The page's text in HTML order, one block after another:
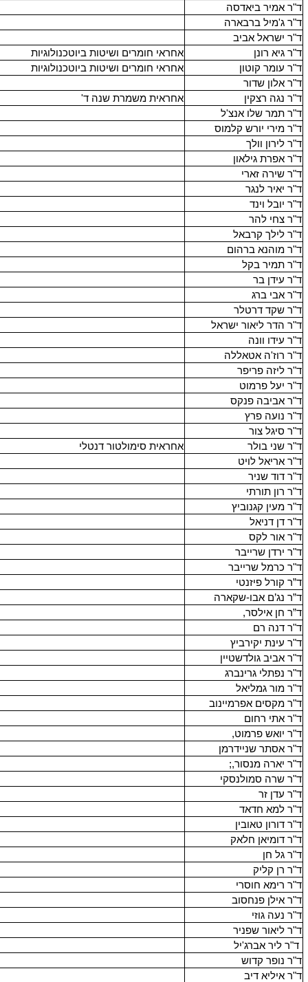
ד"ר אמיר ביאדסה
ד"ר ג'מיל ברבארה
ד"ר ישראל אביב
ד"ר גיא רונן
אחראי חומרים ושיטות ביוטכנולוגיות
ד"ר עומר קוטון
אחראי חומרים ושיטות ביוטכנולוגיות
ד"ר אלון שדור
ד"ר נגה רצקין
אחראית משמרת שנה ד'
ד"ר תמר שלו אנצ'ל
ד"ר מירי יורש קלמוס
ד"ר לירון וולך
ד"ר אפרת גילאון
ד"ר שירה זארי
ד"ר יאיר לנגר
ד"ר יובל וינד
ד"ר צחי להר
ד"ר לילך קרבאל
ד"ר מוהנא ברהום
ד"ר תמיר בקל
ד"ר עידן בר
ד"ר אבי ברג
ד"ר שקד דרטלר
ד"ר הדר ליאור ישראל
ד"ר עידו וונה
ד"ר רוז'ה אטאללה
ד"ר ליזה פריפר
ד"ר יעל פרמוט
ד"ר אביבה פנקס
ד"ר נועה פרץ
ד"ר סיגל צור
ד"ר שני בולר
אחראית סימולטור דנטלי
ד"ר אריאל לויט
ד"ר דוד שניר
ד"ר רון תורתי
ד"ר מעין קגנוביץ
ד"ר דן דניאל
ד"ר אור לקס
ד"ר ירדן שרייבר
ד"ר כרמל שרייבר
ד”ר קורל פיזנטי
ד”ר נג’ם אבו-שקארה
ד”ר חן אילסר,
ד"ר דנה רם
ד"ר עינת יקירביץ
ד"ר אביב גולדשטיין
ד"ר נפתלי גרינברג
ד"ר מור גמליאל
ד"ר מקסים אפרמיינוב
ד"ר אתי רחום
ד"ר יואש פרמוט,
ד"ר אסתר שניידרמן
ד"ר יארה מנסור,;
ד"ר שרה סמולנסקי
ד"ר עדן זר
ד"ר למא חדאד
ד"ר דורון טאובין
ד"ר דומיאן חלאק
ד"ר גל חן
ד"ר רן קליק
ד"ר רימא חוסרי
ד"ר אילן פנחסוב
ד"ר נעה גוזי
ד"ר ליאור שפניר
ד"ר ליר אברג'יל
ד"ר נופר קדוש
ד"ר איליא דיב